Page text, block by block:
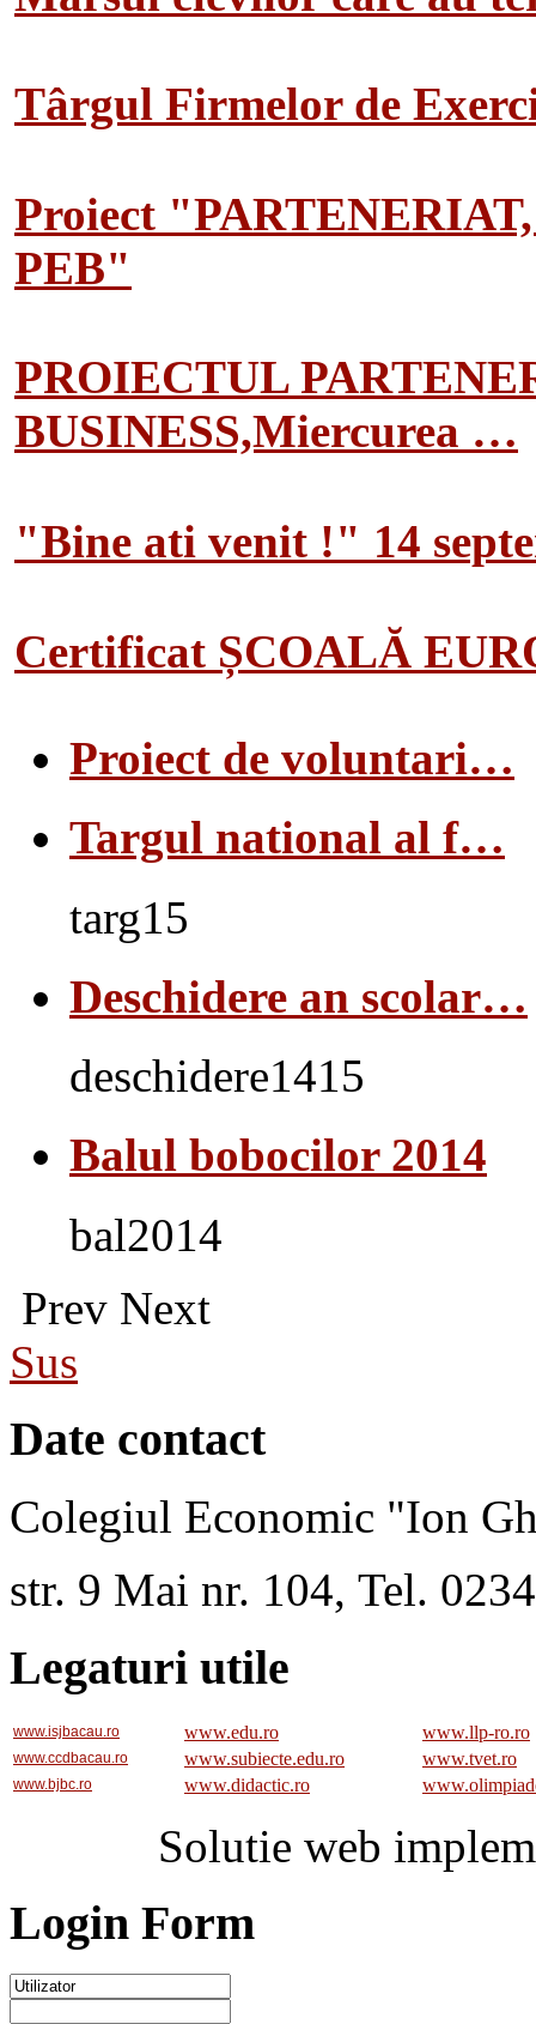
Târgul Firmelor de
Proiect
PEB"
PROIECTUL
BUSINESS,Miercurea …
"Bine ati venit !" 14
Certificat ȘCOALĂ
Proiect de voluntari…
Targul national al f…
targ15
Deschidere an scolar…
deschidere1415
Balul bobocilor 2014
bal2014
Prev Next
Sus
Date contact
Colegiul Economic "Ion
str. 9 Mai nr. 104, Tel.
Legaturi utile
www.isjbacau.ro www.edu.ro www.llp-ro.ro
www.ccdbacau.ro www.subiecte.edu.ro www.tvet.ro
www.bjbc.ro www.didactic.ro
Solutie web
Login Form